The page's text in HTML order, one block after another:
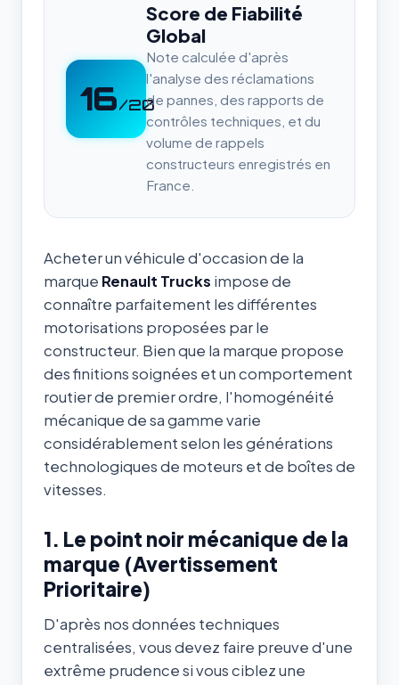
16/20
Score de Fiabilité
Global
Note calculée d'après
l'analyse des réclamations
de pannes, des rapports de
contrôles techniques, et du
volume de rappels
constructeurs enregistrés en
France.
Acheter un véhicule d'occasion de la
marque Renault Trucks impose de
connaître parfaitement les différentes
motorisations proposées par le
constructeur. Bien que la marque propose
des finitions soignées et un comportement
routier de premier ordre, l'homogénéité
mécanique de sa gamme varie
considérablement selon les générations
technologiques de moteurs et de boîtes de
vitesses.
1. Le point noir mécanique de la
marque (Avertissement
Prioritaire)
D'après nos données techniques
centralisées, vous devez faire preuve d'une
extrême prudence si vous ciblez une